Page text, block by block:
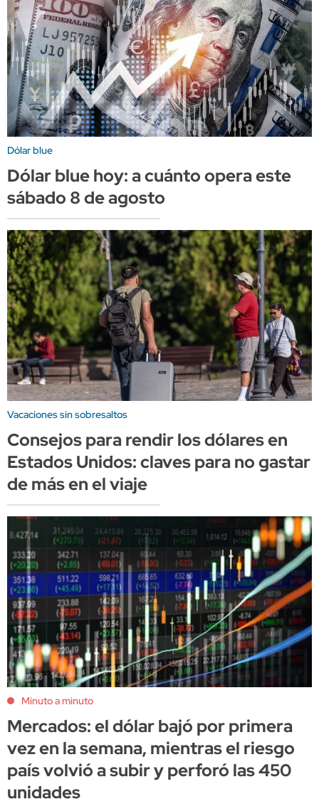
Dólar blue
Dólar blue hoy: a cuánto opera este
sábado 8 de agosto
Vacaciones sin sobresaltos
Consejos para rendir los dólares en
Estados Unidos: claves para no gastar
de más en el viaje
Minuto a minuto
Mercados: el dólar bajó por primera
vez en la semana, mientras el riesgo
país volvió a subir y perforó las 450
unidades